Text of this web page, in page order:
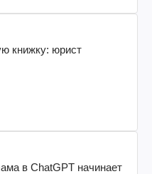
книжку: юрист
в ChatGPT начинает